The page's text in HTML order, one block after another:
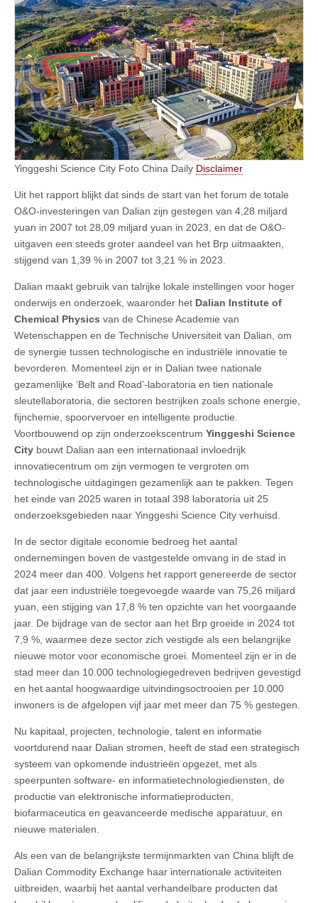
Yinggeshi Science City Foto China Daily Disclaimer
Uit het rapport blijkt dat sinds de start van het forum de totale
O&O-investeringen van Dalian zijn gestegen van 4,28 miljard
yuan in 2007 tot 28,09 miljard yuan in 2023, en dat de O&O-
uitgaven een steeds groter aandeel van het Brp uitmaakten,
stijgend van 1,39 % in 2007 tot 3,21 % in 2023.
Dalian maakt gebruik van talrijke lokale instellingen voor hoger
onderwijs en onderzoek, waaronder het Dalian Institute of
Chemical Physics van de Chinese Academie van
Wetenschappen en de Technische Universiteit van Dalian, om
de synergie tussen technologische en industriële innovatie te
bevorderen. Momenteel zijn er in Dalian twee nationale
gezamenlijke ‘Belt and Road’-laboratoria en tien nationale
sleutellaboratoria, die sectoren bestrijken zoals schone energie,
fijnchemie, spoorvervoer en intelligente productie.
Voortbouwend op zijn onderzoekscentrum Yinggeshi Science
City bouwt Dalian aan een internationaal invloedrijk
innovatiecentrum om zijn vermogen te vergroten om
technologische uitdagingen gezamenlijk aan te pakken. Tegen
het einde van 2025 waren in totaal 398 laboratoria uit 25
onderzoeksgebieden naar Yinggeshi Science City verhuisd.
In de sector digitale economie bedroeg het aantal
ondernemingen boven de vastgestelde omvang in de stad in
2024 meer dan 400. Volgens het rapport genereerde de sector
dat jaar een industriële toegevoegde waarde van 75,26 miljard
yuan, een stijging van 17,8 % ten opzichte van het voorgaande
jaar. De bijdrage van de sector aan het Brp groeide in 2024 tot
7,9 %, waarmee deze sector zich vestigde als een belangrijke
nieuwe motor voor economische groei. Momenteel zijn er in de
stad meer dan 10.000 technologiegedreven bedrijven gevestigd
en het aantal hoogwaardige uitvindingsoctrooien per 10.000
inwoners is de afgelopen vijf jaar met meer dan 75 % gestegen.
Nu kapitaal, projecten, technologie, talent en informatie
voortdurend naar Dalian stromen, heeft de stad een strategisch
systeem van opkomende industrieën opgezet, met als
speerpunten software- en informatietechnologiediensten, de
productie van elektronische informatieproducten,
biofarmaceutica en geavanceerde medische apparatuur, en
nieuwe materialen.
Als een van de belangrijkste termijnmarkten van China blijft de
Dalian Commodity Exchange haar internationale activiteiten
uitbreiden, waarbij het aantal verhandelbare producten dat